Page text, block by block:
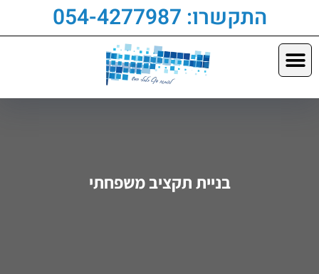
התקשרו: 054-4277987‏
בניית תקציב משפחתי